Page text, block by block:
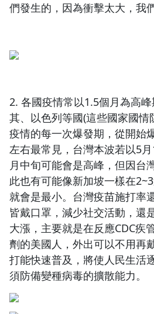
們發生的，因為衝擊太大，我
2. 各國疫情常以1.5個月為高
其、以色列等國(這些國家國情
疫情的每一次爆發期，從開始
左右最常見，台灣本波若以5
月中旬可能會是高峰，但因台
此也有可能像新加坡一樣在
就會是最小。台灣疫苗施打率
皆戴口罩，減少社交活動，還
大漲，主要就是在反應CDC疾
劑的美國人，外出可以不用再
打能快速普及，將使人民生活
須防備變種病毒的擴散能力。